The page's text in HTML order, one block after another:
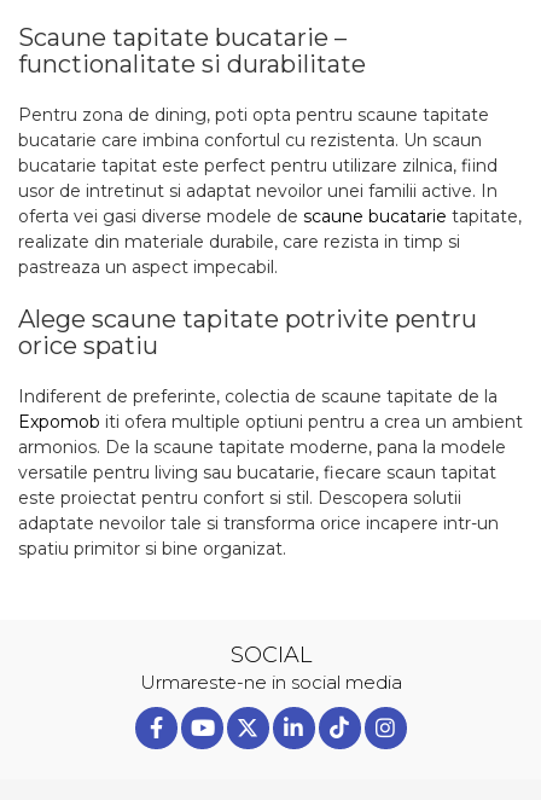
Scaune tapitate bucatarie –
functionalitate si durabilitate
Pentru zona de dining, poti opta pentru scaune tapitate
bucatarie care imbina confortul cu rezistenta. Un scaun
bucatarie tapitat este perfect pentru utilizare zilnica, fiind
usor de intretinut si adaptat nevoilor unei familii active. In
oferta vei gasi diverse modele de scaune bucatarie tapitate,
realizate din materiale durabile, care rezista in timp si
pastreaza un aspect impecabil.
Alege scaune tapitate potrivite pentru
orice spatiu
Indiferent de preferinte, colectia de scaune tapitate de la
Expomob iti ofera multiple optiuni pentru a crea un ambient
armonios. De la scaune tapitate moderne, pana la modele
versatile pentru living sau bucatarie, fiecare scaun tapitat
este proiectat pentru confort si stil. Descopera solutii
adaptate nevoilor tale si transforma orice incapere intr-un
spatiu primitor si bine organizat.
SOCIAL
Urmareste-ne in social media